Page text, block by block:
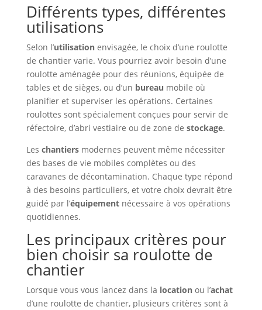
Différents types, différentes
utilisations
Selon l’utilisationenvisagée, le choix d’une roulotte
de chantier varie. Vous pourriez avoir besoin d’une
roulotte aménagée pour des réunions, équipée de
tables et de sièges, ou d’un bureau mobile où
planifier et superviser les opérations. Certaines
roulottes sont spécialement conçues pour servir de
réfectoire, d’abri vestiaire ou de zone de stockage.
Les chantiersmodernes peuvent même nécessiter
des bases de vie mobiles complètes ou des
caravanes de décontamination. Chaque type répond
à des besoins particuliers, et votre choix devrait être
guidé par l’équipementnécessaire à vos opérations
quotidiennes.
Les principaux critères pour
bien choisir sa roulotte de
chantier
Lorsque vous vous lancez dans la locationou l’achat
d’une roulotte de chantier, plusieurs critères sont à